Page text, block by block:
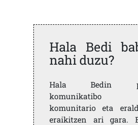
Hala Bedi
nahi duzu?
Hala Bedin
komunikatibo
komunitario eta
eraikitzen ari gara.